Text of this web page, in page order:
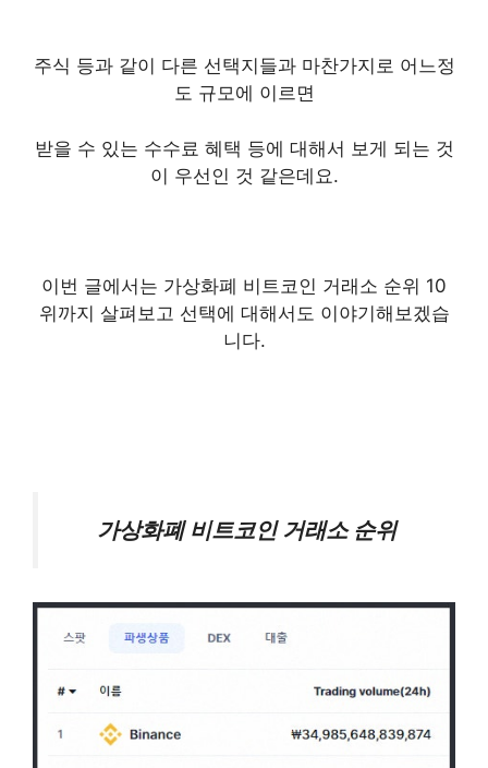
주식 등과 같이 다른 선택지들과 마찬가지로 어느정
도 규모에 이르면
받을 수 있는 수수료 혜택 등에 대해서 보게 되는 것
이 우선인 것 같은데요.
이번 글에서는 가상화폐 비트코인 거래소 순위 10
위까지 살펴보고 선택에 대해서도 이야기해보겠습
니다.
가상화폐 비트코인 거래소 순위